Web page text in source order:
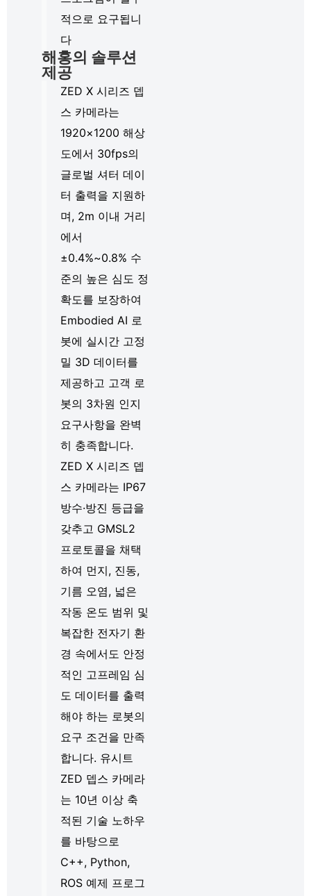
적으로 요구됩니
다
해홍의 솔루션
제공
ZED X 시리즈 뎁
스 카메라는
1920×1200 해상
도에서 30fps의
글로벌 셔터 데이
터 출력을 지원하
며, 2m 이내 거리
에서
±0.4%~0.8% 수
준의 높은 심도 정
확도를 보장하여
Embodied AI 로
봇에 실시간 고정
밀 3D 데이터를
제공하고 고객 로
봇의 3차원 인지
요구사항을 완벽
히 충족합니다.
ZED X 시리즈 뎁
스 카메라는 IP67
방수·방진 등급을
갖추고 GMSL2
프로토콜을 채택
하여 먼지, 진동,
기름 오염, 넓은
작동 온도 범위 및
복잡한 전자기 환
경 속에서도 안정
적인 고프레임 심
도 데이터를 출력
해야 하는 로봇의
요구 조건을 만족
합니다. 유시트
ZED 뎁스 카메라
는 10년 이상 축
적된 기술 노하우
를 바탕으로
C++, Python,
ROS 예제 프로그